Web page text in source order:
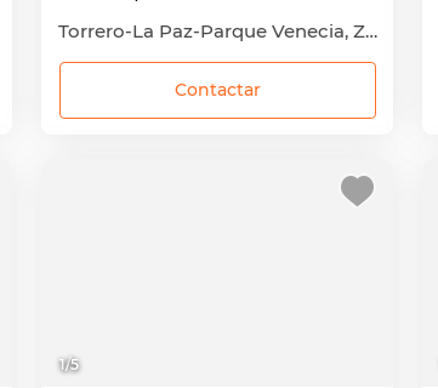
Torrero-La Paz-Parque Venecia, Zaragoza Capital, Zaragoza
Contactar
1/5